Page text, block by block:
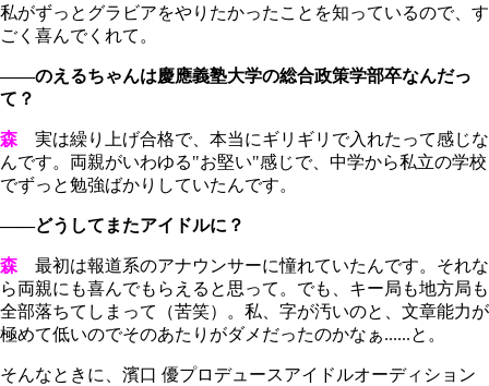
私がずっとグラビアをやりたかったことを知っているので、す
ごく喜んでくれて。
――のえるちゃんは慶應義塾大学の総合政策学部卒なんだっ
て？
森 実は繰り上げ合格で、本当にギリギリで入れたって感じな
んです。両親がいわゆる"お堅い"感じで、中学から私立の学校
でずっと勉強ばかりしていたんです。
――どうしてまたアイドルに？
森 最初は報道系のアナウンサーに憧れていたんです。それな
ら両親にも喜んでもらえると思って。でも、キー局も地方局も
全部落ちてしまって（苦笑）。私、字が汚いのと、文章能力が
極めて低いのでそのあたりがダメだったのかなぁ......と。
そんなときに、濱口 優プロデュースアイドルオーディション